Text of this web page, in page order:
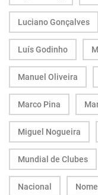
Luciano Gonçalves
Luís Godinho
Manuel Oliveira
Marco Pina
Miguel Nogueira
Mundial de Clubes
Nacional